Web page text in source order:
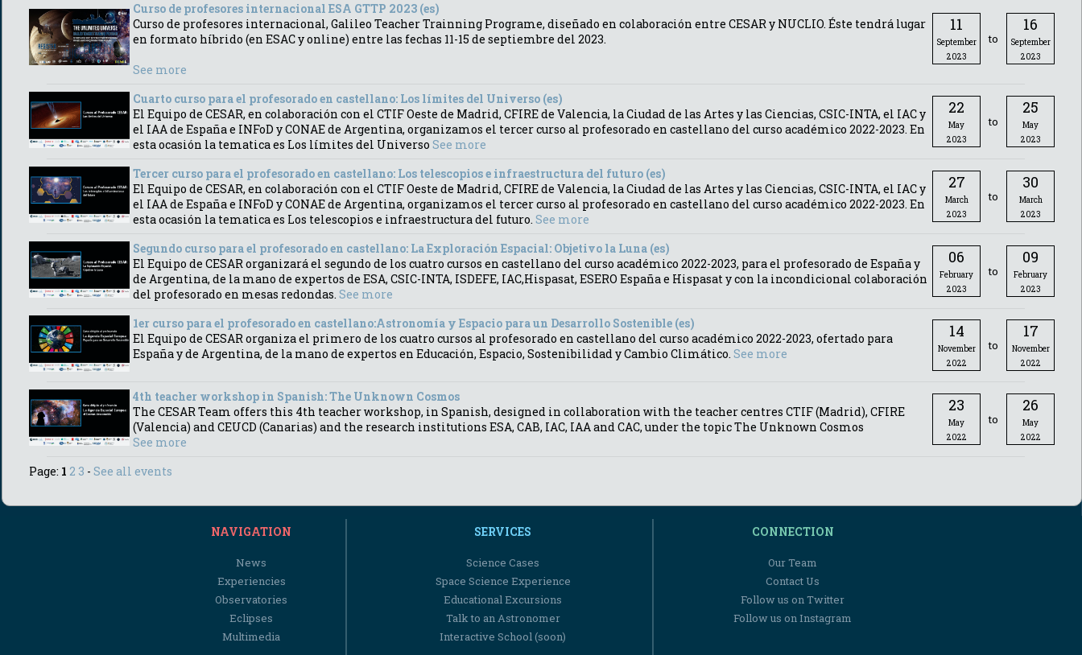
Curso de profesores internacional ESA GTTP 2023 (es)
Curso de profesores internacional, Galileo Teacher Trainning Programe, diseñado en colaboración entre CESAR y NUCLIO. Éste tendrá lugar
en formato híbrido (en ESAC y online) entre las fechas 11-15 de septiembre del 2023.
See more
11
September
2023
to
16
September
2023
Cuarto curso para el profesorado en castellano: Los límites del Universo (es)
El Equipo de CESAR, en colaboración con el CTIF Oeste de Madrid, CFIRE de Valencia, la Ciudad de las Artes y las Ciencias, CSIC-INTA, el IAC y
el IAA de España e INFoD y CONAE de Argentina, organizamos el tercer curso al profesorado en castellano del curso académico 2022-2023. En
esta ocasión la tematica es Los límites del Universo See more
22
May
2023
to
25
May
2023
Tercer curso para el profesorado en castellano: Los telescopios e infraestructura del futuro (es)
El Equipo de CESAR, en colaboración con el CTIF Oeste de Madrid, CFIRE de Valencia, la Ciudad de las Artes y las Ciencias, CSIC-INTA, el IAC y
el IAA de España e INFoD y CONAE de Argentina, organizamos el tercer curso al profesorado en castellano del curso académico 2022-2023. En
esta ocasión la tematica es Los telescopios e infraestructura del futuro. See more
27
March
2023
to
30
March
2023
Segundo curso para el profesorado en castellano: La Exploración Espacial: Objetivo la Luna (es)
El Equipo de CESAR organizará el segundo de los cuatro cursos en castellano del curso académico 2022-2023, para el profesorado de España y
de Argentina, de la mano de expertos de ESA, CSIC-INTA, ISDEFE, IAC,Hispasat, ESERO España e Hispasat y con la incondicional colaboración
del profesorado en mesas redondas. See more
06
February
2023
to
09
February
2023
1er curso para el profesorado en castellano:Astronomía y Espacio para un Desarrollo Sostenible (es)
El Equipo de CESAR organiza el primero de los cuatro cursos al profesorado en castellano del curso académico 2022-2023, ofertado para
España y de Argentina, de la mano de expertos en Educación, Espacio, Sostenibilidad y Cambio Climático. See more
14
November
2022
to
17
November
2022
4th teacher workshop in Spanish: The Unknown Cosmos
The CESAR Team offers this 4th teacher workshop, in Spanish, designed in collaboration with the teacher centres CTIF (Madrid), CFIRE
(Valencia) and CEUCD (Canarias) and the research institutions ESA, CAB, IAC, IAA and CAC, under the topic The Unknown Cosmos
See more
23
May
2022
to
26
May
2022
Page: 1 2 3 - See all events
NAVIGATION
News
Experiencies
Observatories
Eclipses
Multimedia
SERVICES
Science Cases
Space Science Experience
Educational Excursions
Talk to an Astronomer
Interactive School (soon)
CONNECTION
Our Team
Contact Us
Follow us on Twitter
Follow us on Instagram